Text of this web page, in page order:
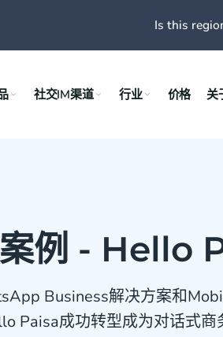
社交IM渠道 行业 价格 关
例 - Hello
Business解决方案和
Paisa成功转型成为对话式商
Is this